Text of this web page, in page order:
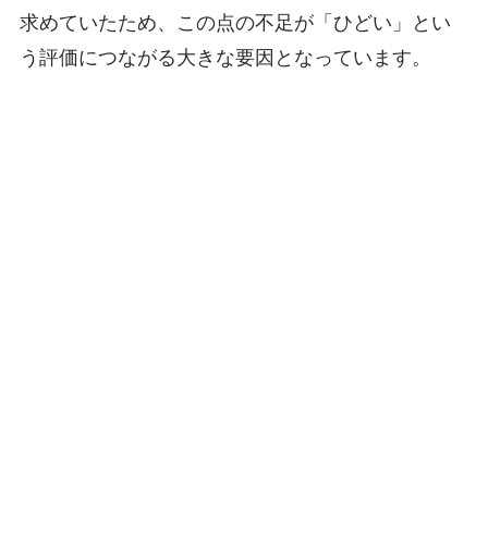
求めていたため、この点の不足が「ひどい」とい
う評価につながる大きな要因となっています。